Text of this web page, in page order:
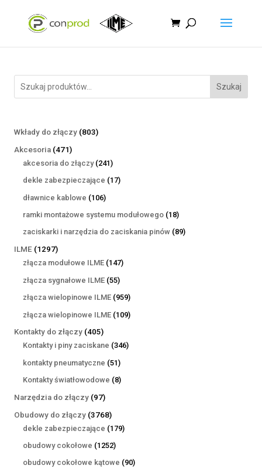
Szukaj
Wkłady do złączy 803803
Akcesoria 471471
produktów
akcesoria do złączy 241241
produktów
dekle zabezpieczające 1717
dławnice kablowe 106106
produktów
ramki montażowe systemu modułowego 1818
produktów
zaciskarki i narzędzia do zaciskania pinów 8989
ILME 12971297
produktów
złącza modułowe ILME 147147
złącza sygnałowe ILME 5555
produktów
złącza wielopinowe ILME 959959
produktów
złącza wielopinowe ILME 109109
Kontakty do złączy 405405
produktów
Kontakty i piny zaciskane 346346
kontakty pneumatyczne 5151
produktów
Kontakty światłowodowe 88
Narzędzia do złączy 9797
produktów
Obudowy do złączy 37683768
produktów
dekle zabezpieczające 179179
obudowy cokołowe 12521252
produkty
obudowy cokołowe kątowe 9090